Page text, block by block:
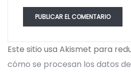
Este sitio usa Akismet para
cómo se procesan los datos